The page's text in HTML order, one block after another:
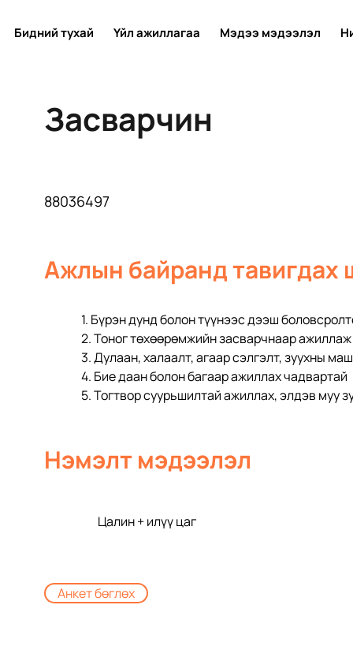
Бидний тухай Үйл ажиллагаа Мэдээ мэдээлэл
Засварчин
88036497
Ажлын байранд тавигдах
1. Бүрэн дунд болон түүнээс дээш
2. Тоног төхөөрөмжийн засварчнаар
3. Дулаан, халаалт, агаар сэлгэлт, зуухны
4. Бие даан болон багаар ажиллах чадвартай
5. Тогтвор суурьшилтай ажиллах, элдэв муу
Нэмэлт мэдээлэл
Цалин + илүү цаг
Анкет бөглөх